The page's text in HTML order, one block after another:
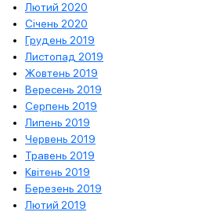
Лютий 2020
Січень 2020
Грудень 2019
Листопад 2019
Жовтень 2019
Вересень 2019
Серпень 2019
Липень 2019
Червень 2019
Травень 2019
Квітень 2019
Березень 2019
Лютий 2019